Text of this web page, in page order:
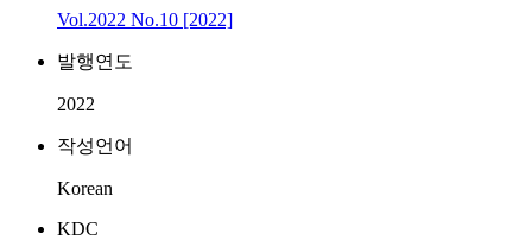
Vol.2022 No.10 [2022]
발행연도
2022
작성언어
Korean
KDC